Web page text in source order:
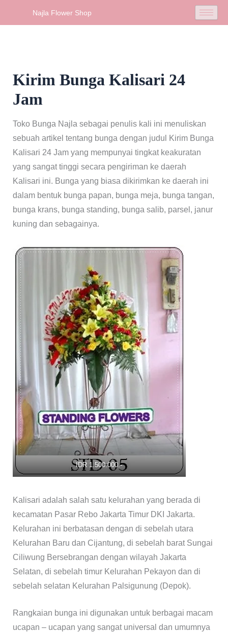
Najla Flower Shop
Kirim Bunga Kalisari 24
Jam
Toko Bunga Najla sebagai penulis kali ini menuliskan
sebuah artikel tentang bunga dengan judul Kirim Bunga
Kalisari 24 Jam yang mempunyai tingkat keakuratan
yang sangat tinggi secara pengiriman ke daerah
Kalisari ini. Bunga yang biasa dikirimkan ke daerah ini
dalam bentuk bunga papan, bunga meja, bunga tangan,
bunga krans, bunga standing, bunga salib, parsel, janur
kuning dan sebagainya.
IDR 1.500.000.-
Kalisari adalah salah satu kelurahan yang berada di
kecamatan Pasar Rebo Jakarta Timur DKI Jakarta.
Kelurahan ini berbatasan dengan di sebelah utara
Kelurahan Baru dan Cijantung, di sebelah barat Sungai
Ciliwung Bersebrangan dengan wilayah Jakarta
Selatan, di sebelah timur Kelurahan Pekayon dan di
sebelah selatan Kelurahan Palsigunung (Depok).
Rangkaian bunga ini digunakan untuk berbagai macam
ucapan – ucapan yang sangat universal dan umumnya